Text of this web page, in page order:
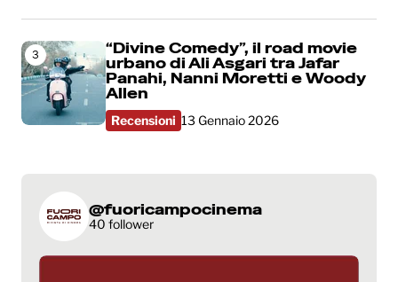
3
“Divine Comedy”, il road movie
urbano di Ali Asgari tra Jafar
Panahi, Nanni Moretti e Woody
Allen
Recensioni 13 Gennaio 2026
@fuoricampocinema
40 follower